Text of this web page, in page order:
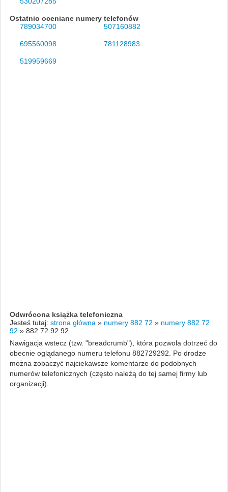
Ostatnio oceniane numery telefonów
789034700
507160882
695560098 781128983
519959669
Odwrócona książka telefoniczna
Jesteś tutaj: strona główna » numery 882 72 » numery 882 72
92 » 882 72 92 92
Nawigacja wstecz (tzw. "breadcrumb"), która pozwola dotrzeć do
obecnie oglądanego numeru telefonu 882729292. Po drodze
można zobaczyć najciekawsze komentarze do podobnych
numerów telefonicznych (często należą do tej samej firmy lub
organizacji).